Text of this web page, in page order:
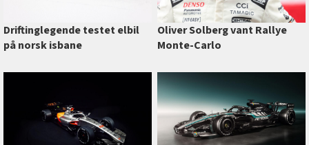
Driftinglegende testet elbil
på norsk isbane
Oliver Solberg vant Rallye
Monte-Carlo